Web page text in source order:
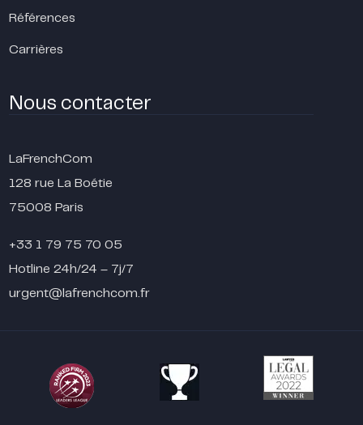
Références
Carrières
Nous contacter
LaFrenchCom
128 rue La Boétie
75008 Paris
+33 1 79 75 70 05
Hotline 24h/24 – 7j/7
urgent@lafrenchcom.fr